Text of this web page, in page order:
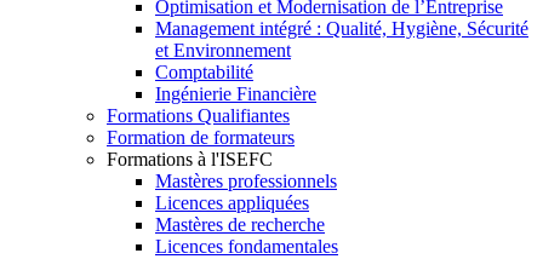
Optimisation et Modernisation de l’Entreprise
Management intégré : Qualité, Hygiène, Sécurité
et Environnement
Comptabilité
Ingénierie Financière
Formations Qualifiantes
Formation de formateurs
Formations à l'ISEFC
Mastères professionnels
Licences appliquées
Mastères de recherche
Licences fondamentales